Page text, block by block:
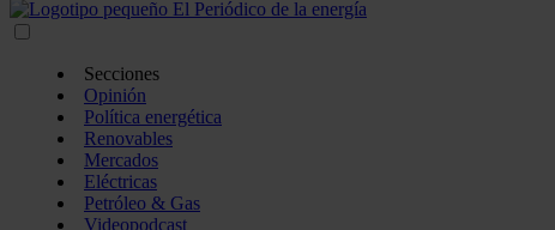
Secciones
Opinión
Política energética
Renovables
Mercados
Eléctricas
Petróleo & Gas
Videopodcast